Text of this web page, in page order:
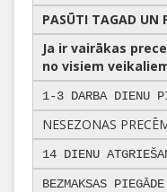
PASŪTI TAGAD UN
Ja ir vairākas
no visiem
1-3 DARBA DIENU
NESEZONAS
14 DIENU
BEZMAKSAS